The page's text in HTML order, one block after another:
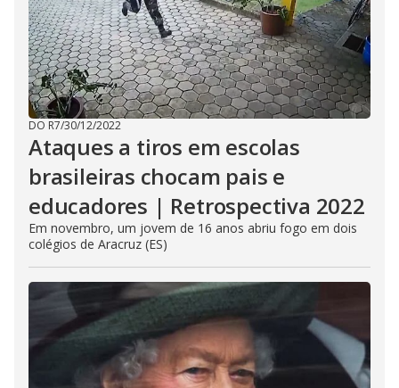
DO R7/30/12/2022
Ataques a tiros em escolas
brasileiras chocam pais e
educadores | Retrospectiva 2022
Em novembro, um jovem de 16 anos abriu fogo em dois
colégios de Aracruz (ES)